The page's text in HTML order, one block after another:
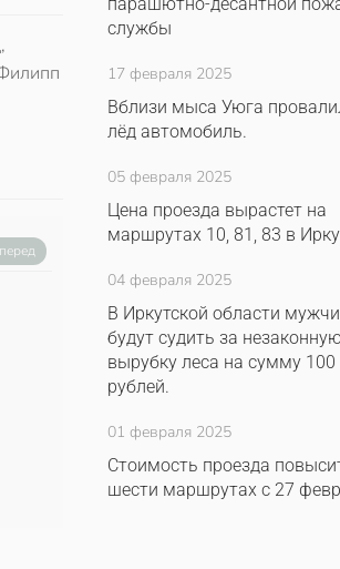
службы
17 февраля 2025
Вблизи мыса Уюга
лёд автомобиль.
05 февраля 2025
Цена проезда вырастет на
маршрутах 10, 81, 83 в
04 февраля 2025
В Иркутской области
будут судить за
вырубку леса на сумму
рублей.
01 февраля 2025
Стоимость проезда
шести маршрутах с 27